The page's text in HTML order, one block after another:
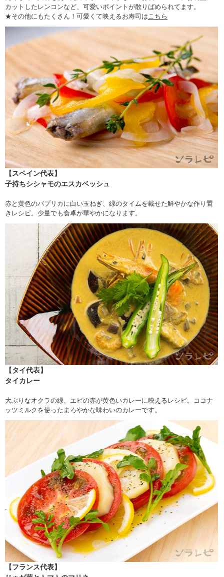
カットしたレンコンなど、可愛いポイントが散りばめられてます。
★その他にもたくさん！可愛くて映えるお寿司はこちら
【スペイン代表】
子持ちシシャモのエスカベッシュ
赤と黄色のパプリカに白い玉ねぎ、緑のタイムを載せた鮮やかな作り置
きレシピ。少量でも食卓が華やかになります。
【タイ代表】
タイカレー
大ぶりなオクラの緑、エビの赤が黄色いカレーに映えるレシピ。ココナ
ッツミルクを使ったまろやかな味わいのカレーです。
【フランス代表】